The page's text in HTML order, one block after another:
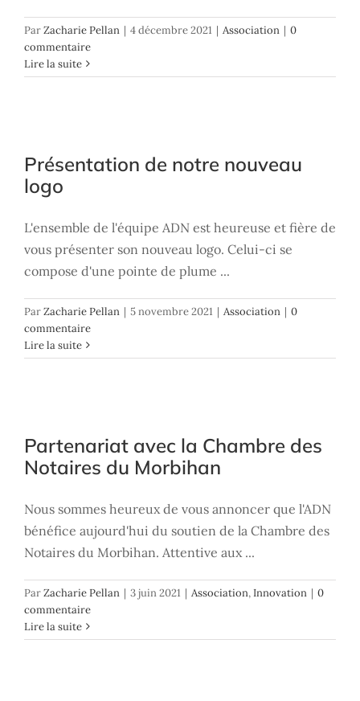
ParZacharie Pellan | 4 décembre 2021 | Association | 0
commentaire
Lire la suite
Association
Présentation de notre nouveau
logo
L'ensemble de l'équipe ADN est heureuse et fière de
vous présenter son nouveau logo. Celui-ci se
compose d'une pointe de plume ...
ParZacharie Pellan | 5 novembre 2021 | Association | 0
commentaire
Lire la suite
Association Innovation
Partenariat avec la Chambre des
Notaires du Morbihan
Nous sommes heureux de vous annoncer que l'ADN
bénéfice aujourd'hui du soutien de la Chambre des
Notaires du Morbihan. Attentive aux ...
ParZacharie Pellan | 3 juin 2021 | Association,Innovation | 0
commentaire
Lire la suite